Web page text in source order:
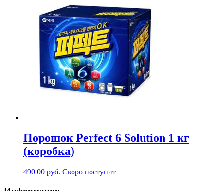
Порошок Perfect 6 Solution 1 кг
(коробка)
490.00 руб. Скоро поступит